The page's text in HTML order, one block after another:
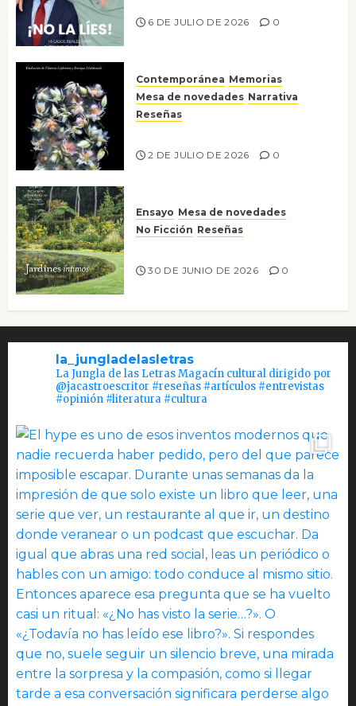
6 DE JULIO DE 2026 0
Contemporánea Memorias
Mesa de novedades Narrativa
Reseñas
2 DE JULIO DE 2026 0
Ensayo Mesa de novedades
No Ficción Reseñas
30 DE JUNIO DE 2026 0
la_jungladelasletras
La Jungla de las Letras Magacín cultural dirigido por
@jacastroescritor #reseñas #artículos #entrevistas
#opinión #literatura #cultura